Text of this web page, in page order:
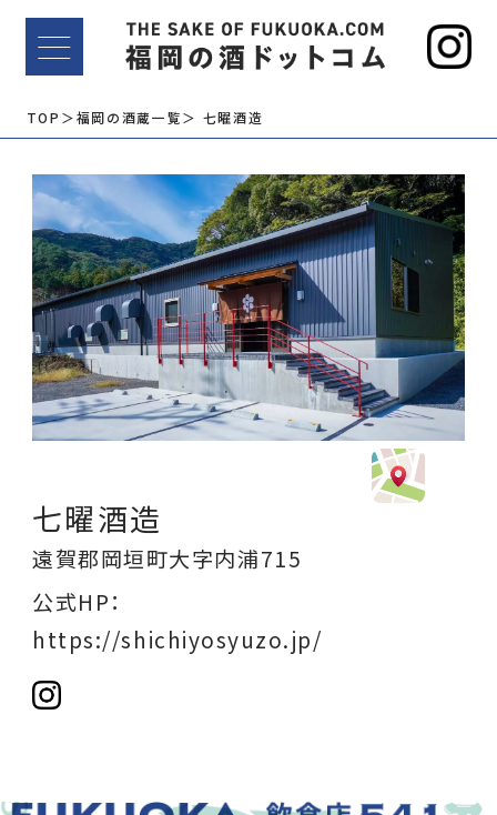
TOP ＞福岡の酒蔵一覧＞ 七曜酒造
七曜酒造
遠賀郡岡垣町大字内浦715
公式HP：
https://shichiyosyuzo.jp/